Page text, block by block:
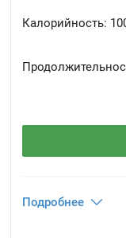
Калорийность:
Подробнее